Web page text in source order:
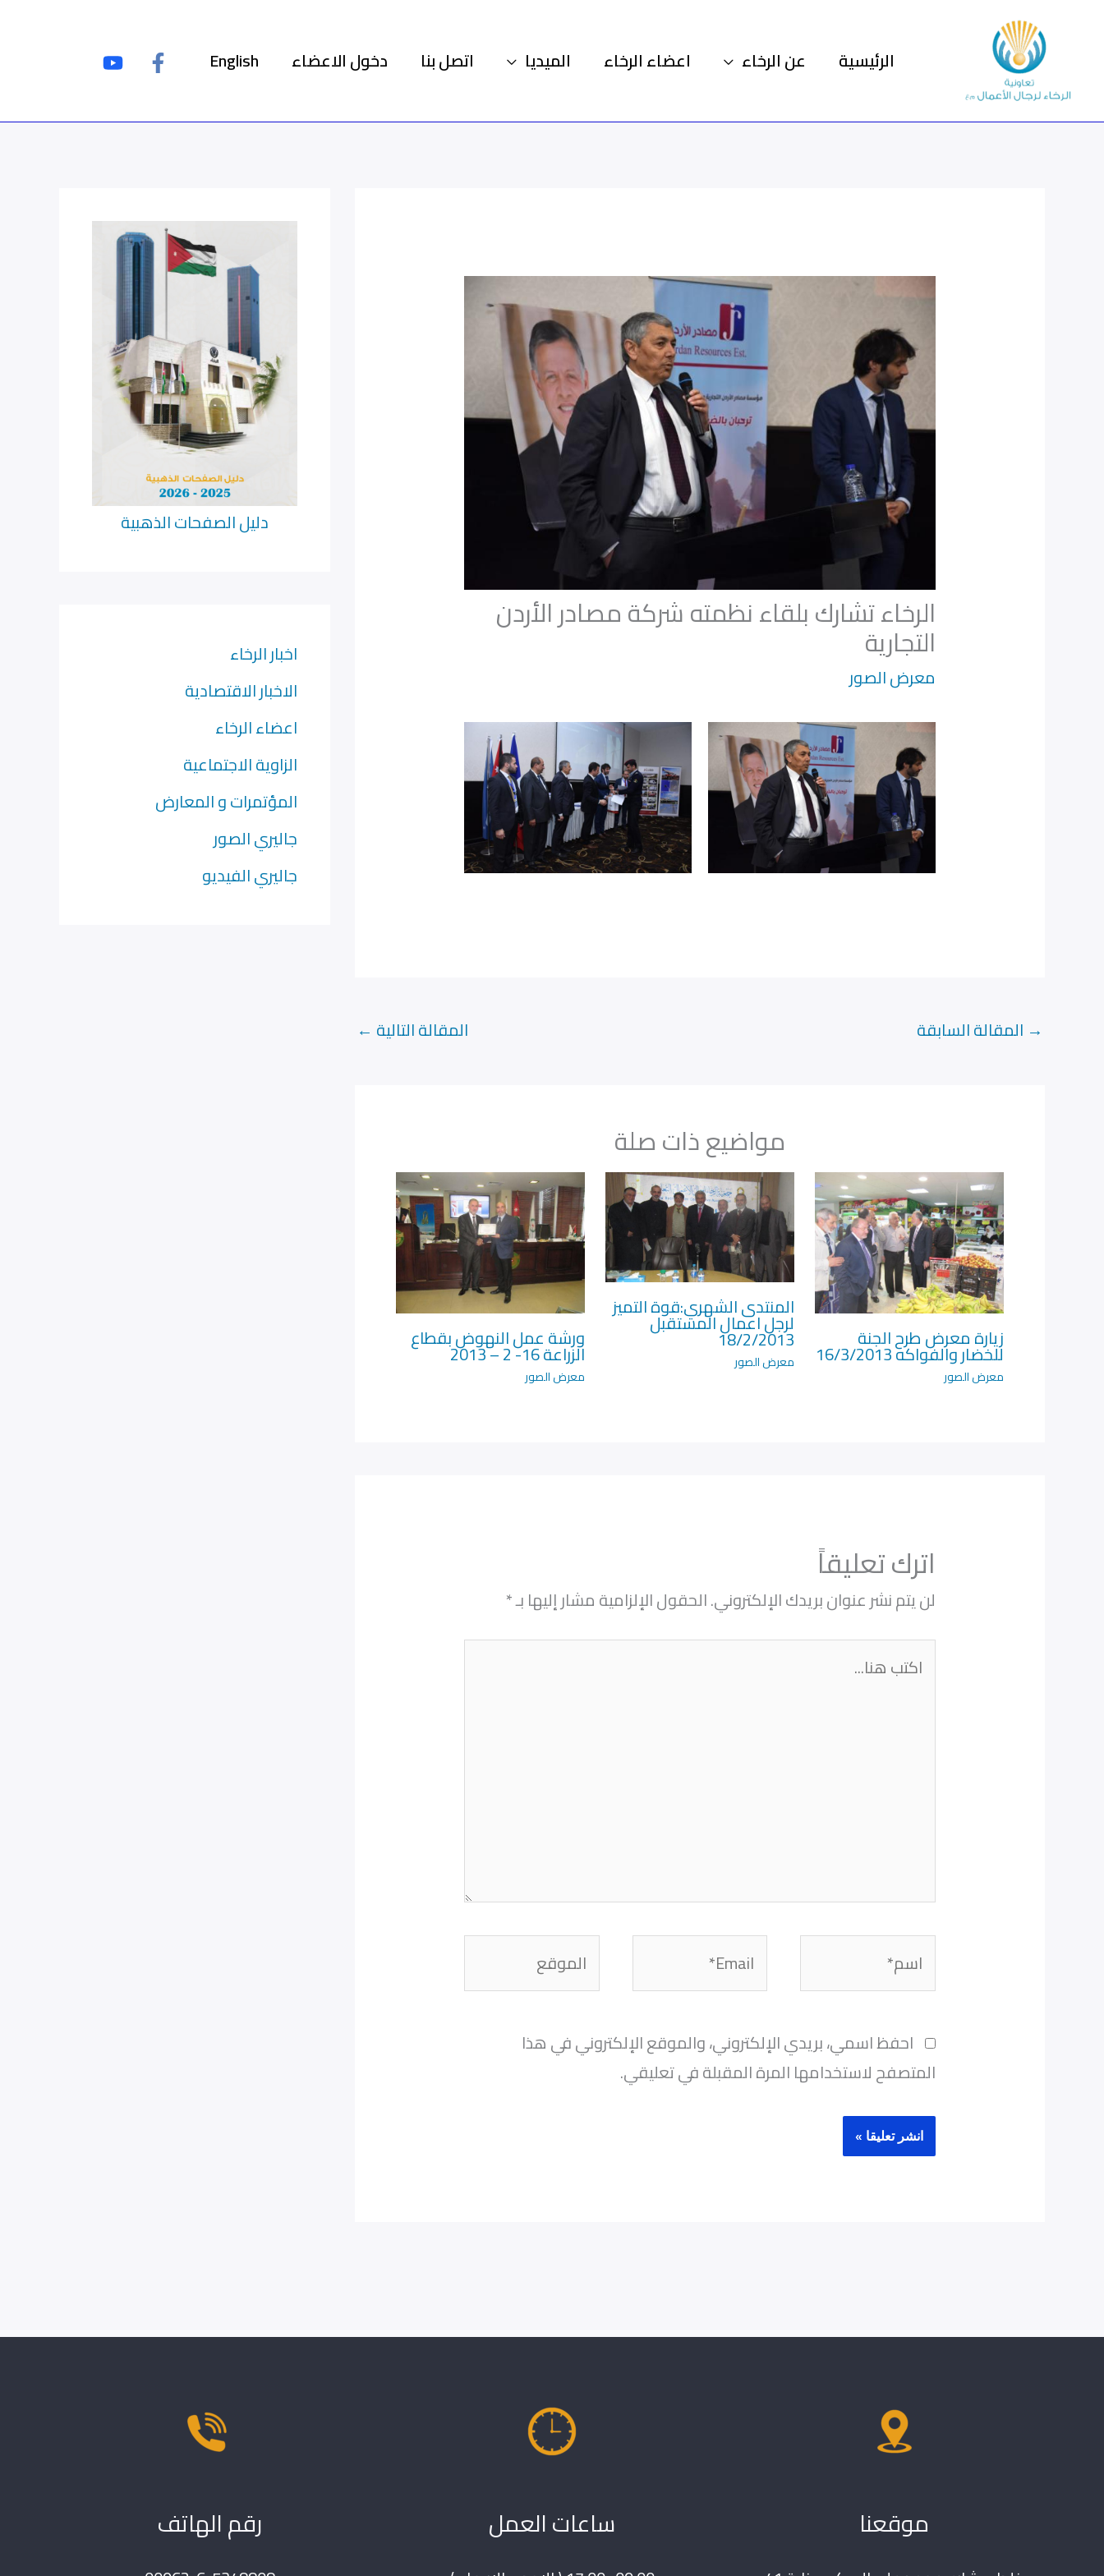
الرئيسية عن الرخاء اعضاء الرخاء الميديا اتصل بنا دخول الاعضاء English
الرخاء تشارك بلقاء نظمته شركة مصادر الأردن
التجارية
معرض الصور
→ المقالة السابقة المقالة التالية ←
مواضيع ذات صلة
زيارة معرض طرح الجنة
للخضار والفواكه 16/3/2013
معرض الصور
المنتدى الشهري:قوة التميز
لرجل اعمال المستقبل
18/2/2013
معرض الصور
ورشة عمل النهوض بقطاع
الزراعة 16- 2 – 2013
معرض الصور
اترك تعليقاً
لن يتم نشر عنوان بريدك الإلكتروني.الحقول الإلزامية مشار إليها بـ*
هنا...
احفظ اسمي، بريدي الإلكتروني، والموقع الإلكتروني في هذا
المتصفح لاستخدامها المرة المقبلة في تعليقي.
دليل الصفحات الذهبية
اخبار الرخاء
الاخبار الاقتصادية
اعضاء الرخاء
الزاوية الاجتماعية
المؤتمرات و المعارض
جاليري الصور
جاليري الفيديو
موقعنا ساعات العمل رقم الهاتف